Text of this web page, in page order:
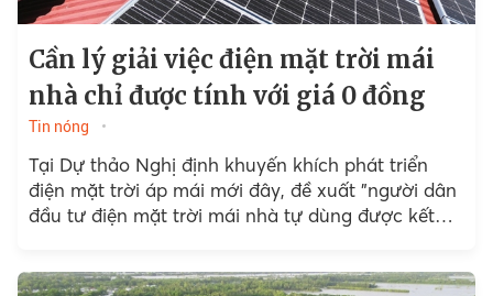
Cần lý giải việc điện mặt trời mái
nhà chỉ được tính với giá 0 đồng
Tin nóng
Tại Dự thảo Nghị định khuyến khích phát triển
điện mặt trời áp mái mới đây, đề xuất "người dân
đầu tư điện mặt trời mái nhà tự dùng được kết